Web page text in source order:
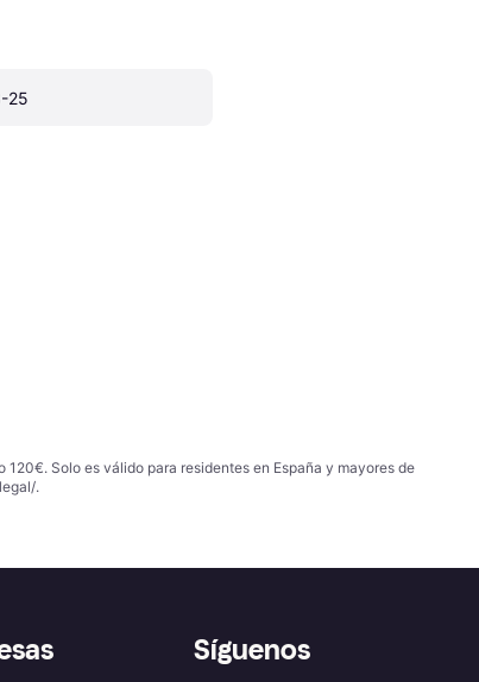
25
Solo es válido para residentes en España y mayores de
.
Síguenos